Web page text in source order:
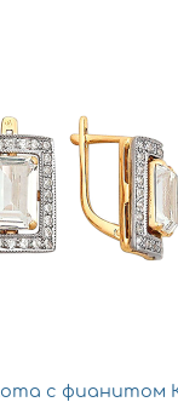
с фианитом